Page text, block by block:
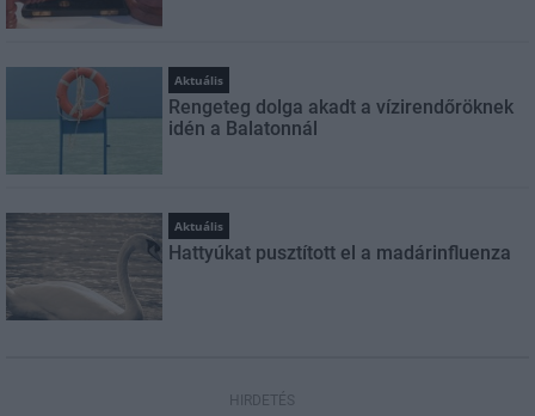
Aktuális
Rengeteg dolga akadt a vízirendőröknek
idén a Balatonnál
Aktuális
Hattyúkat pusztított el a madárinfluenza
HIRDETÉS